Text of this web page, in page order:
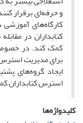
و حرفه‌ای برقرار
کارگاه‌های
کتابداران در
کمک کند. در
برای مدیریت
ایجاد گروه‌های
استرس کتابداران
کلیدواژه‌ها